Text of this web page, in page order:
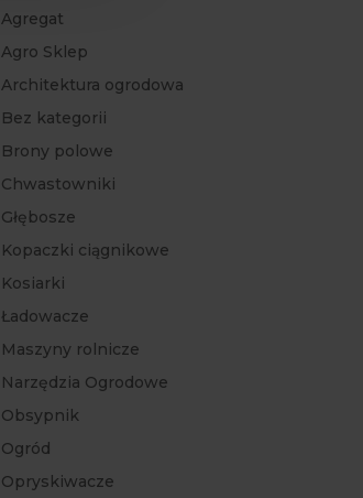
Agregat
Agro Sklep
Architektura ogrodowa
Bez kategorii
Brony polowe
Chwastowniki
Głębosze
Kopaczki ciągnikowe
Kosiarki
Ładowacze
Maszyny rolnicze
Narzędzia Ogrodowe
Obsypnik
Ogród
Opryskiwacze